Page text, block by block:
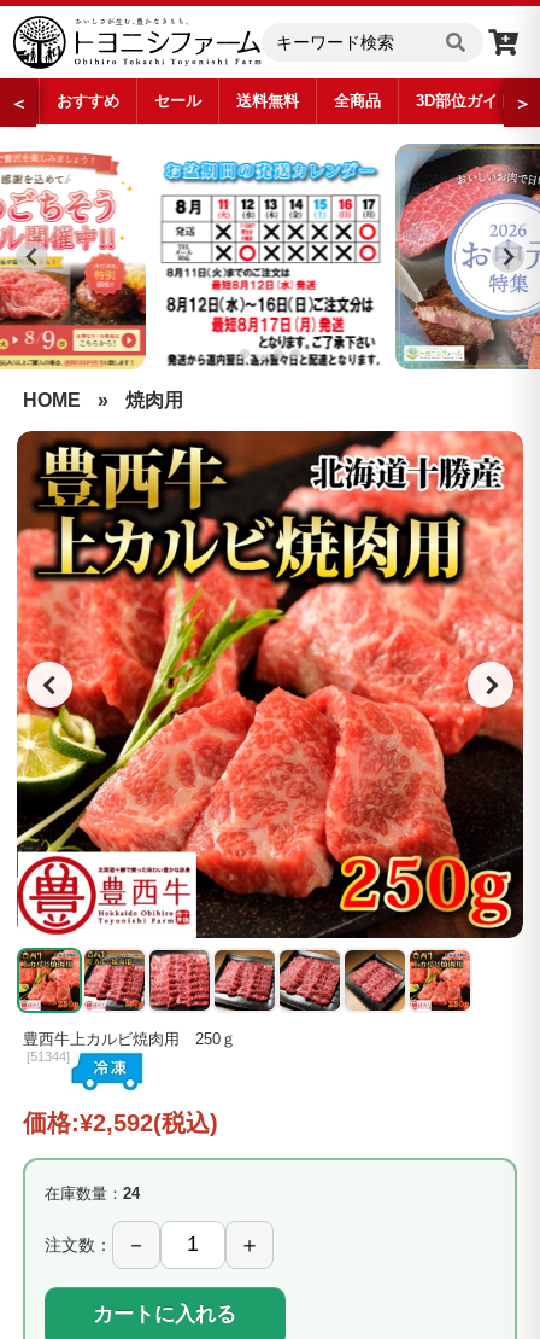
＜ おすすめ セール 送料無料 全商品 3D部位ガイド ＞
HOME » 焼肉用
豊西牛上カルビ焼肉用 250ｇ
[51344]
価格:¥2,592(税込)
在庫数量： 24
注文数：
カートに入れる